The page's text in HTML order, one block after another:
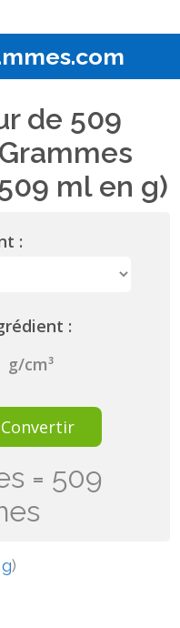
de 509
ml en g)
:
:
g/cm³
Convertir
= 509
)